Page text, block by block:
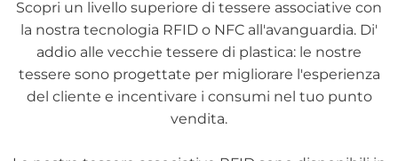
Scopri un livello superiore di tessere associative con
la nostra tecnologia RFID o NFC all'avanguardia. Di'
addio alle vecchie tessere di plastica: le nostre
tessere sono progettate per migliorare l'esperienza
del cliente e incentivare i consumi nel tuo punto
vendita.